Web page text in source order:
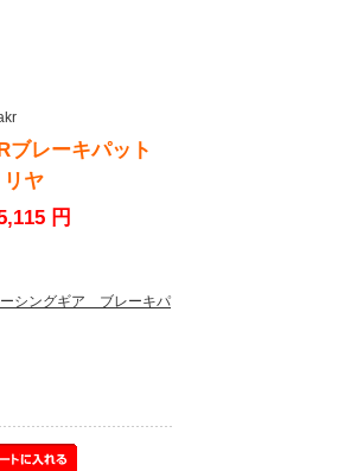
ブレーキパット
ヤ
円
シングギア ブレーキパ